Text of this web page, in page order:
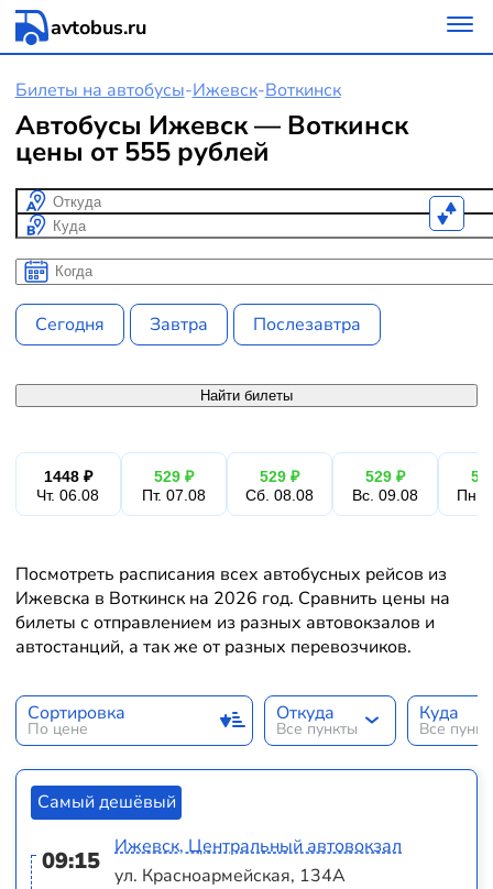
avtobus.ru
Билеты на автобусы-Ижевск-Воткинск
Автобусы Ижевск — Воткинск
цены от 555 рублей
Откуда
Куда
Когда
Когда
Сегодня Завтра Послезавтра
Найти билеты
1448 ₽
Чт. 06.08
529 ₽
Пт. 07.08
529 ₽
Сб. 08.08
529 ₽
Вс. 09.08
Пн.
Посмотреть расписания всех автобусных рейсов из
Ижевска в Воткинск на 2026 год. Сравнить цены на
билеты с отправлением из разных автовокзалов и
автостанций, а так же от разных перевозчиков.
Сортировка
По цене
Откуда
Все пункты
Куда
Все
Самый дешёвый
09:15
Ижевск, Центральный автовокзал
ул. Красноармейская, 134А